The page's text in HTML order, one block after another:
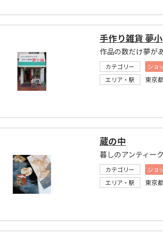
手作り雑貨 夢
カテゴリー ショ
エリア・駅
東京
蔵の中
暮しのアンティー
カテゴリー ショ
エリア・駅
東京